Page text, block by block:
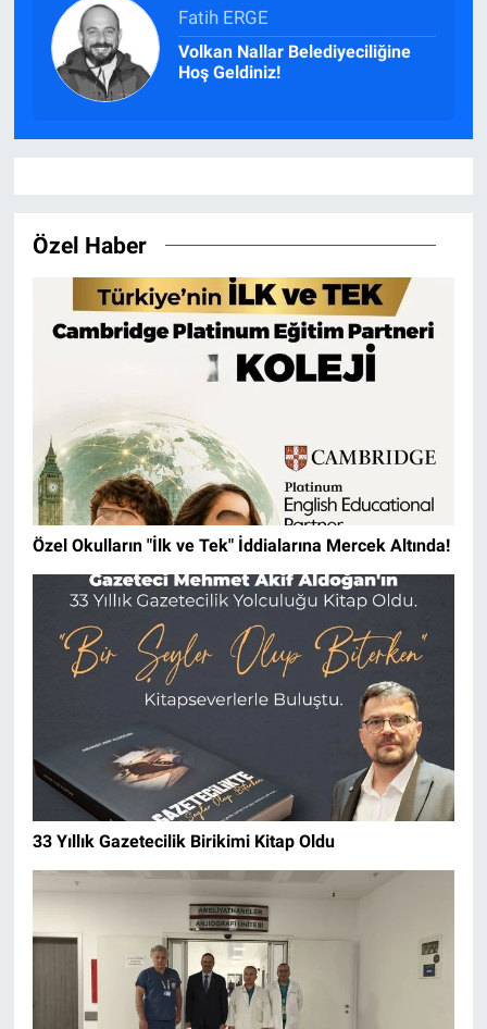
Fatih ERGE
Volkan Nallar Belediyeciliğine
Hoş Geldiniz!
Özel Haber
Özel Okulların "İlk ve Tek" İddialarına Mercek Altında!
33 Yıllık Gazetecilik Birikimi Kitap Oldu